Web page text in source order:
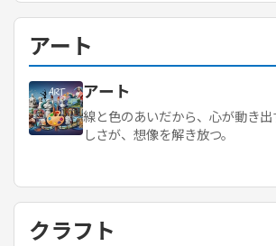
アート
アート
線と色のあいだから、心が動き
しさが、想像を解き放つ。
クラフト